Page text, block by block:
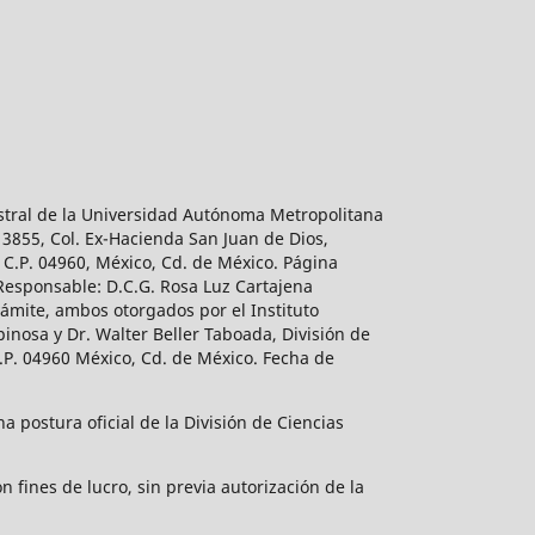
de la Universidad Autónoma Metropolitana
Col. Ex-Hacienda San Juan de Dios,
04960, México, Cd. de México. Página
D.C.G. Rosa Luz Cartajena
ambos otorgados por el Instituto
y Dr. Walter Beller Taboada, División de
04960 México, Cd. de México. Fecha de
postura oficial de la División de Ciencias
fines de lucro, sin previa autorización de la